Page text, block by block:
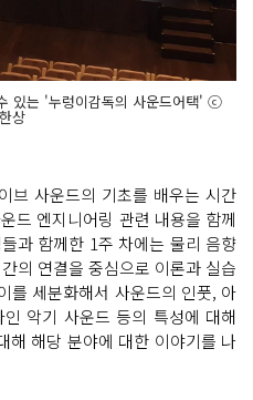
있는 '누렁이감독의 사운드어택' ⓒ
상
브 사운드의 기초를 배우는 시간
드 엔지니어링 관련 내용을 함께
과 함께한 1주 차에는 물리 음향
의 연결을 중심으로 이론과 실습
를 세분화해서 사운드의 인풋, 아
악기 사운드 등의 특성에 대해
해 해당 분야에 대한 이야기를 나